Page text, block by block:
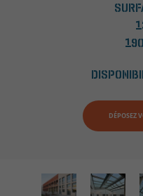
DÉPOSEZ